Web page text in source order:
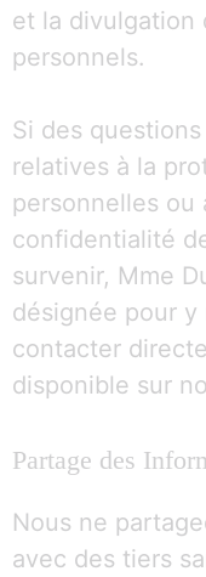
et la divulgation
personnels.
Si des
relatives à la
personnelles ou
confidentialité
survenir, Mme
désignée pour
contacter
disponible sur
Partage des
Nous ne
avec des tiers